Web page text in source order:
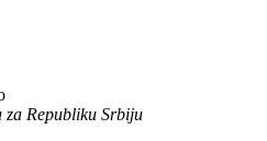
za Republiku Srbiju